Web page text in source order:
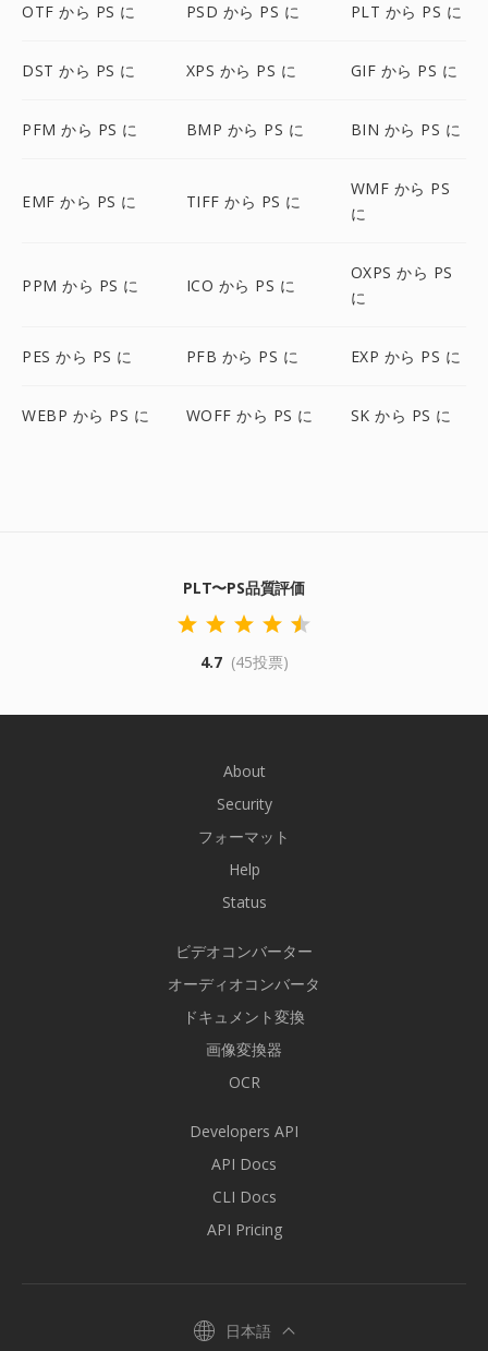
OTF から PS に PSD から PS に PLT から PS に
DST から PS に XPS から PS に GIF から PS に
PFM から PS に BMP から PS に BIN から PS に
EMF から PS に TIFF から PS に
WMF から PS
に
PPM から PS に ICO から PS に
OXPS から PS
に
PES から PS に PFB から PS に EXP から PS に
WEBP から PS に WOFF から PS に SK から PS に
PLT〜PS品質評価
4.7 (45投票)
About
Security
フォーマット
Help
Status
ビデオコンバーター
オーディオコンバータ
ドキュメント変換
画像変換器
OCR
Developers API
API Docs
CLI Docs
API Pricing
日本語